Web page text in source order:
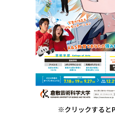
※クリックすると